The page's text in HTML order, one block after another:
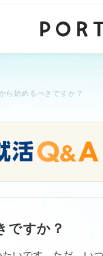
ら始めるべきですか？
ですか？